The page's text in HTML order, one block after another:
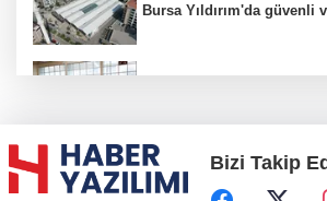
Bursa Yıldırım'da güvenli
Başkent'in göletlerinde
sürüyor
Bizi Takip